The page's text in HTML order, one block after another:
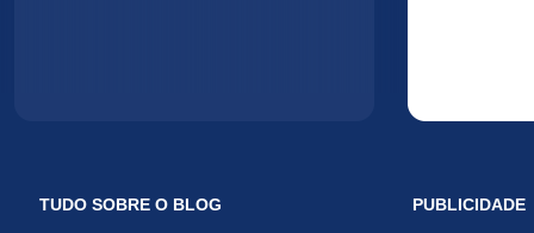
TUDO SOBRE O BLOG PUBLICIDADE